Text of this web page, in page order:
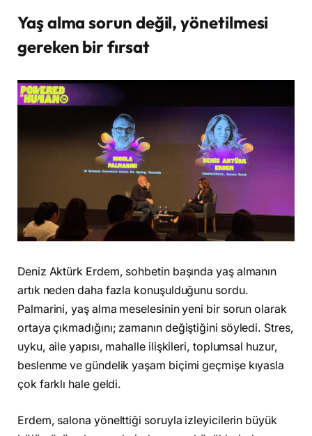
Yaş alma sorun değil, yönetilmesi
gereken bir fırsat
Deniz Aktürk Erdem, sohbetin başında yaş almanın
artık neden daha fazla konuşulduğunu sordu.
Palmarini, yaş alma meselesinin yeni bir sorun olarak
ortaya çıkmadığını; zamanın değiştiğini söyledi. Stres,
uyku, aile yapısı, mahalle ilişkileri, toplumsal huzur,
beslenme ve gündelik yaşam biçimi geçmişe kıyasla
çok farklı hale geldi.
Erdem, salona yönelttiği soruyla izleyicilerin büyük